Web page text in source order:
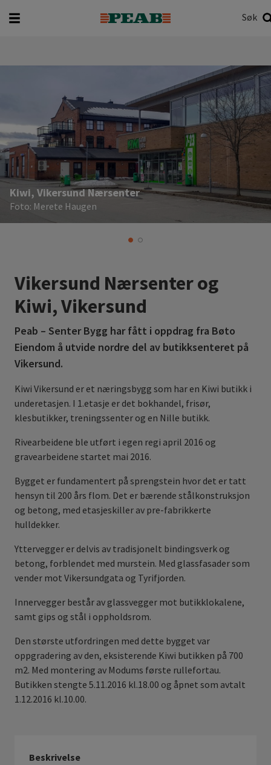
Søk
Kiwi, Vikersund Nærsenter
Foto: Merete Haugen
Vikersund Nærsenter og
Kiwi, Vikersund
Peab – Senter Bygg har fått i oppdrag fra Bøto
Eiendom å utvide nordre del av butikksenteret på
Vikersund.
Kiwi Vikersund er et næringsbygg som har en Kiwi butikk i
underetasjen. I 1.etasje er det bokhandel, frisør,
klesbutikker, treningssenter og en Nille butikk.
Rivearbeidene ble utført i egen regi april 2016 og
gravearbeidene startet mai 2016.
Bygget er fundamentert på sprengstein hvor det er tatt
hensyn til 200 års flom. Det er bærende stålkonstruksjon
og betong, med etasjeskiller av pre-fabrikkerte
hulldekker.
Yttervegger er delvis av tradisjonelt bindingsverk og
betong, forblendet med murstein. Med glassfasader som
vender mot Vikersundgata og Tyrifjorden.
Innervegger består av glassvegger mot butikklokalene,
samt gips og stål i oppholdsrom.
Den største utfordringen med dette bygget var
oppgradering av den, eksisterende Kiwi butikken på 700
m2. Med montering av Modums første rullefortau.
Butikken stengte 5.11.2016 kl.18.00 og åpnet som avtalt
1.12.2016 kl.10.00.
Beskrivelse